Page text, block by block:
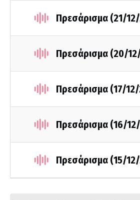
Πρεσάρισμα (21/
Πρεσάρισμα (20/
Πρεσάρισμα (17/
Πρεσάρισμα (16/
Πρεσάρισμα (15/